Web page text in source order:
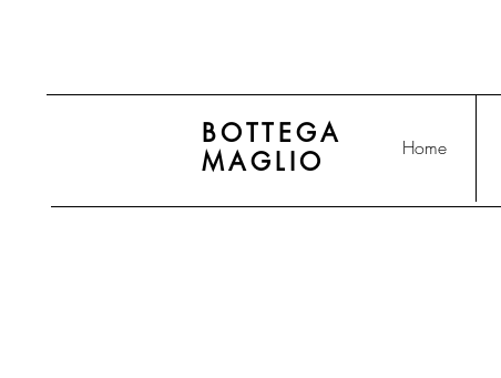
BOTTEGA
MAGLIO
Home